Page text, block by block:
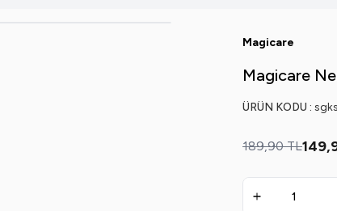
Magicare
Magicare
ÜRÜN KODU :
189,90TL